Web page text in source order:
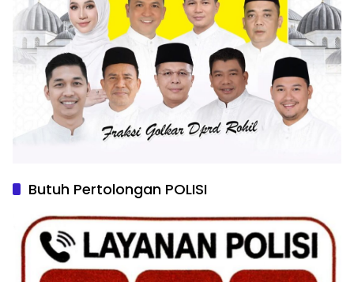
Butuh Pertolongan POLISI